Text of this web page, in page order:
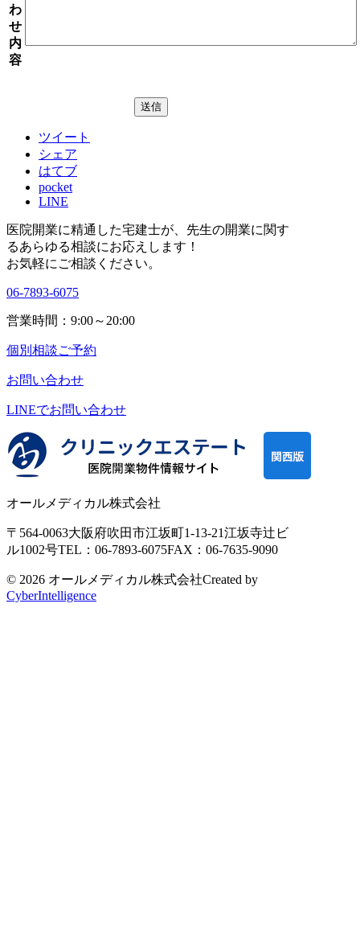
わ
せ
内
容
ツイート
シェア
はてブ
pocket
LINE
医院開業に精通した宅建士が、 先生の開業に関す
るあらゆる相談にお応えします！
お気軽にご相談ください。
06-7893-6075
営業時間：9:00～20:00
個別相談ご予約
お問い合わせ
LINEでお問い合わせ
オールメディカル株式会社
〒564-0063大阪府吹田市江坂町1-13-21江坂寺辻ビ
ル1002号TEL：06-7893-6075FAX：06-7635-9090
© 2026 オールメディカル株式会社Created by
CyberIntelligence